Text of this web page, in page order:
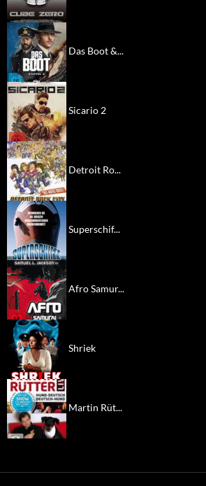
Das Boot &...
Sicario 2
Detroit Ro...
Superschif...
Afro Samur...
Shriek
Martin Rüt...